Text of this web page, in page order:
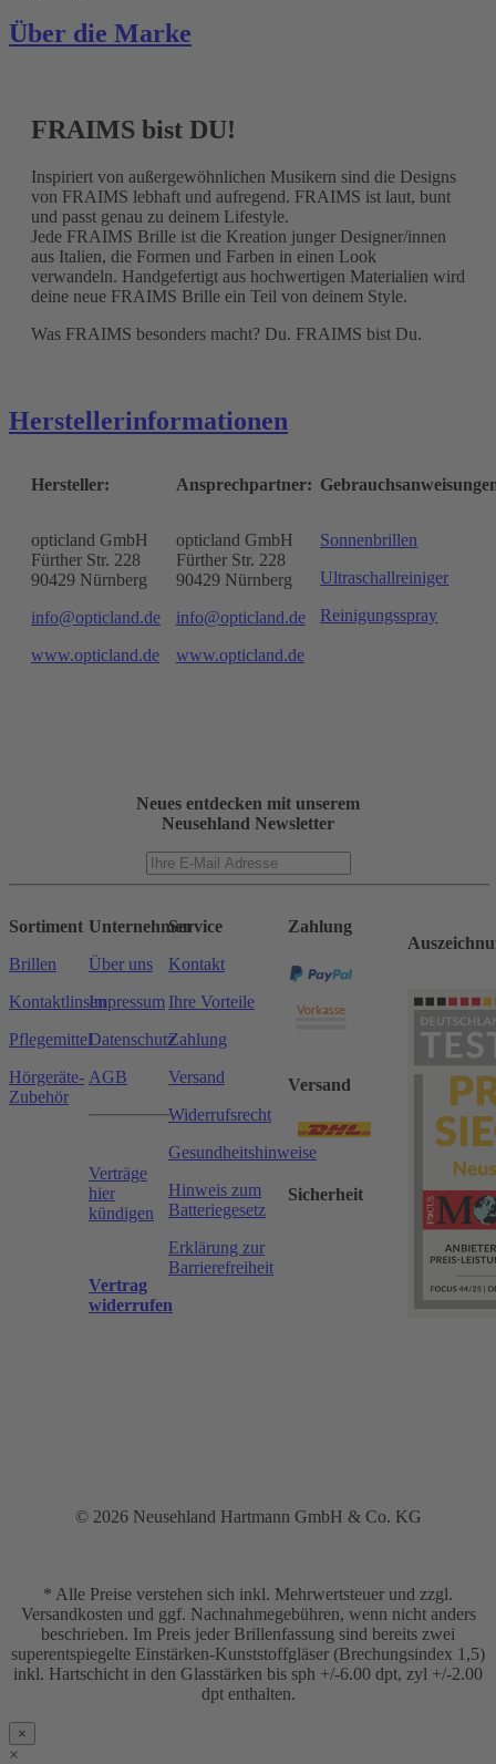
Über die Marke
FRAIMS bist DU!
Inspiriert von außergewöhnlichen Musikern sind die Designs
von FRAIMS lebhaft und aufregend. FRAIMS ist laut, bunt
und passt genau zu deinem Lifestyle.
Jede FRAIMS Brille ist die Kreation junger Designer/innen
aus Italien, die Formen und Farben in einen Look
verwandeln. Handgefertigt aus hochwertigen Materialien wird
deine neue FRAIMS Brille ein Teil von deinem Style.
Was FRAIMS besonders macht? Du. FRAIMS bist Du.
Herstellerinformationen
Hersteller:
opticland GmbH
Fürther Str. 228
90429 Nürnberg
info@opticland.de
www.opticland.de
Ansprechpartner:
opticland GmbH
Fürther Str. 228
90429 Nürnberg
info@opticland.de
www.opticland.de
Sonnenbrillen
Ultraschallreiniger
Reinigungsspray
Neues entdecken mit unserem
Neusehland Newsletter
Sortiment
Brillen
Kontaktlinsen
Pflegemittel
Hörgeräte-
Zubehör
Unternehmen
Über uns
Impressum
Datenschutz
AGB
Verträge
hier
kündigen
Vertrag
widerrufen
Service
Kontakt
Ihre Vorteile
Zahlung
Versand
Widerrufsrecht
Gesundheitshinweise
Hinweis zum
Batteriegesetz
Erklärung zur
Barrierefreiheit
Zahlung
Versand
Sicherheit
© 2026 Neusehland Hartmann GmbH & Co. KG
* Alle Preise verstehen sich inkl. Mehrwertsteuer und zzgl.
Versandkosten und ggf. Nachnahmegebühren, wenn nicht anders
beschrieben. Im Preis jeder Brillenfassung sind bereits zwei
superentspiegelte Einstärken-Kunststoffgläser (Brechungsindex 1,5)
inkl. Hartschicht in den Glasstärken bis sph +/-6.00 dpt, zyl +/-2.00
dpt enthalten.
×
×